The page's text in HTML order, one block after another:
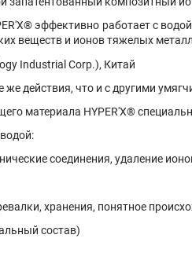
® эффективно работает с
веществ и ионов тяжелых
Industrial Corp.), Китай
действия, что и с другими
материала HYPER'X®
соединения, удаление
хранения, понятное
состав)